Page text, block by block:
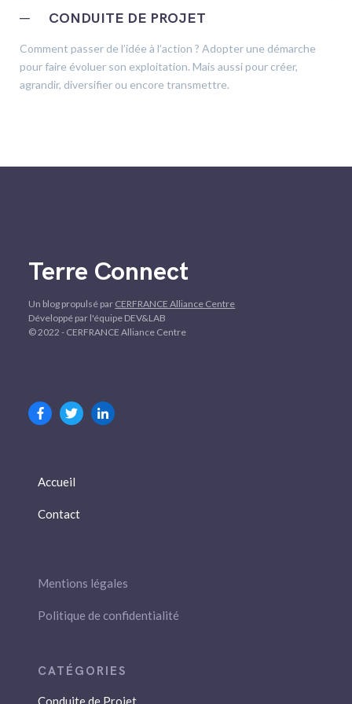
─ CONDUITE DE PROJET
Comment passer de l’idée à l’action ? Adopter une démarche
pour faire évoluer son exploitation. Mais aussi pour créer,
agrandir, diversifier ou encore transmettre.
Terre Connect
Un blog propulsé par CERFRANCE Alliance Centre
Développé par l'équipe DEV&LAB
© 2022 - CERFRANCE Alliance Centre
Accueil
Contact
Mentions légales
Politique de confidentialité
Conduite de Projet